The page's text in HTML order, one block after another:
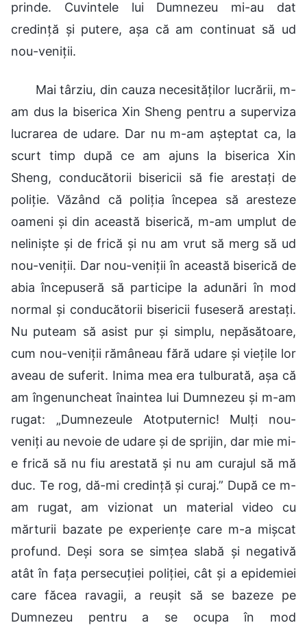
prinde. Cuvintele lui Dumnezeu mi-au dat
credință și putere, așa că am continuat să ud
nou-veniții.
Mai târziu, din cauza necesităților lucrării, m-
am dus la biserica Xin Sheng pentru a superviza
lucrarea de udare. Dar nu m-am așteptat ca, la
scurt timp după ce am ajuns la biserica Xin
Sheng, conducătorii bisericii să fie arestați de
poliție. Văzând că poliția începea să aresteze
oameni și din această biserică, m-am umplut de
neliniște și de frică și nu am vrut să merg să ud
nou-veniții. Dar nou-veniții în această biserică de
abia începuseră să participe la adunări în mod
normal și conducătorii bisericii fuseseră arestați.
Nu puteam să asist pur și simplu, nepăsătoare,
cum nou-veniții rămâneau fără udare și viețile lor
aveau de suferit. Inima mea era tulburată, așa că
am îngenuncheat înaintea lui Dumnezeu și m-am
rugat: „Dumnezeule Atotputernic! Mulți nou-
veniți au nevoie de udare și de sprijin, dar mie mi-
e frică să nu fiu arestată și nu am curajul să mă
duc. Te rog, dă-mi credință și curaj.” După ce m-
am rugat, am vizionat un material video cu
mărturii bazate pe experiențe care m-a mișcat
profund. Deși sora se simțea slabă și negativă
atât în fața persecuției poliției, cât și a epidemiei
care făcea ravagii, a reușit să se bazeze pe
Dumnezeu pentru a se ocupa în mod